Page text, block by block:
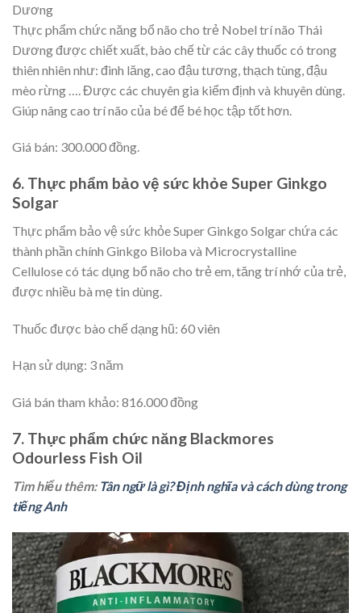
Dương
Thực phẩm chức năng bổ não cho trẻ Nobel trí não Thái
Dương được chiết xuất, bào chế từ các cây thuốc có trong
thiên nhiên như: đinh lăng, cao đậu tương, thạch tùng, đậu
mèo rừng …. Được các chuyên gia kiểm định và khuyên dùng.
Giúp nâng cao trí não của bé để bé học tập tốt hơn.
Giá bán: 300.000 đồng.
6. Thực phẩm bảo vệ sức khỏe Super Ginkgo
Solgar
Thực phẩm bảo vệ sức khỏe Super Ginkgo Solgar chứa các
thành phần chính Ginkgo Biloba và Microcrystalline
Cellulose có tác dụng bổ não cho trẻ em, tăng trí nhớ của trẻ,
được nhiều bà mẹ tin dùng.
Thuốc được bào chế dạng hũ: 60 viên
Hạn sử dụng: 3 năm
Giá bán tham khảo: 816.000 đồng
7. Thực phẩm chức năng Blackmores
Odourless Fish Oil
Tìm hiểu thêm: Tân ngữ là gì? Định nghĩa và cách dùng trong
tiếng Anh